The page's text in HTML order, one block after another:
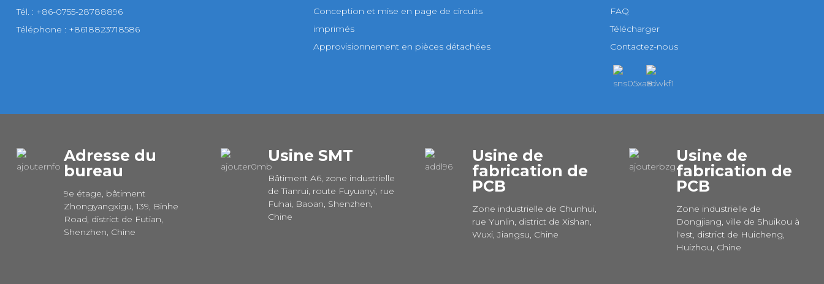
Tél. : +86-0755-28788896
Téléphone : +8618823718586
Conception et mise en page de circuits
imprimés
Approvisionnement en pièces détachées
FAQ
Télécharger
Contactez-nous
Adresse du
bureau
9e étage, bâtiment
Zhongyangxigu, 139, Binhe
Road, district de Futian,
Shenzhen, Chine
Usine SMT
Bâtiment A6, zone industrielle
de Tianrui, route Fuyuanyi, rue
Fuhai, Baoan, Shenzhen,
Chine
Usine de
fabrication de
PCB
Zone industrielle de Chunhui,
rue Yunlin, district de Xishan,
Wuxi, Jiangsu, Chine
Usine de
fabrication de
PCB
Zone industrielle de
Dongjiang, ville de Shuikou à
l'est, district de Huicheng,
Huizhou, Chine